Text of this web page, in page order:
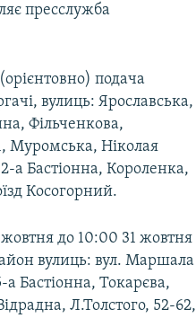
пресслужба
подача
вулиць: Ярославська,
Фільченкова,
Муромська, Ніколая
а Бастіонна, Короленка,
Косогорний.
до 10:00 31 жовтня
вулиць: вул. Маршала
Бастіонна, Токарєва,
Л.Толстого, 52-62,